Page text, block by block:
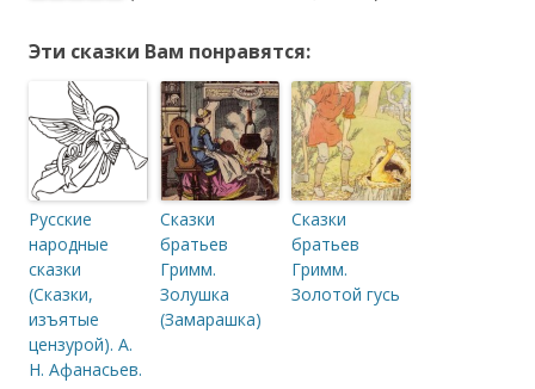
Эти сказки Вам понравятся:
Русские
народные
сказки
(Сказки,
изъятые
цензурой). А.
Н. Афанасьев.
Сказки
братьев
Гримм.
Золушка
(Замарашка)
Сказки
братьев
Гримм.
Золотой гусь